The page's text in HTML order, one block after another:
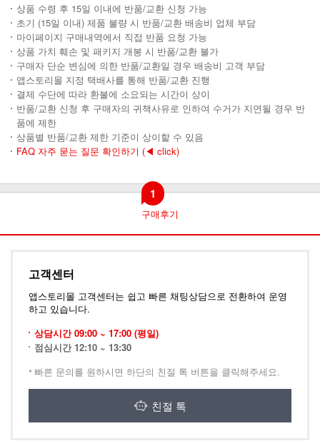
상품 수령 후 15일 이내에 반품/교환 신청 가능
초기 (15일 이내) 제품 불량 시 반품/교환 배송비 업체 부담
마이페이지 구매내역에서 직접 반품 요청 가능
상품 가치 훼손 및 패키지 개봉 시 반품/교환 불가
구매자 단순 변심에 의한 반품/교환일 경우 배송비 고객 부담
앱스토리몰 지정 택배사를 통해 반품/교환 진행
결제 수단에 따라 환불에 소요되는 시간이 상이
반품/교환 신청 후 구매자의 귀책사유로 인하여 수거가 지연될 경우 반
품에 제한
상품별 반품/교환 제한 기준이 상이할 수 있음
FAQ 자주 묻는 질문 확인하기 (◀ click)
구매후기
1
고객센터
앱스토리몰 고객센터는 쉽고 빠른 채팅상담으로 전환하여 운영
하고 있습니다.
상담시간 09:00 ~ 17:00 (평일)
점심시간 12:10 ~ 13:30
빠른 문의를 원하시면 하단의 친절 톡 버튼을 클릭해주세요.
친절 톡